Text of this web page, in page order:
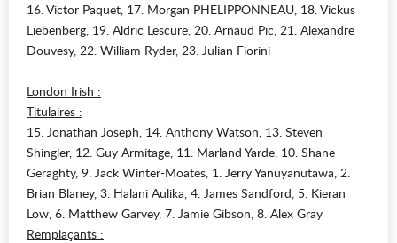
16. Victor Paquet, 17. Morgan PHELIPPONNEAU, 18. Vickus
Liebenberg, 19. Aldric Lescure, 20. Arnaud Pic, 21. Alexandre
Douvesy, 22. William Ryder, 23. Julian Fiorini
London Irish :
Titulaires :
15. Jonathan Joseph, 14. Anthony Watson, 13. Steven
Shingler, 12. Guy Armitage, 11. Marland Yarde, 10. Shane
Geraghty, 9. Jack Winter-Moates, 1. Jerry Yanuyanutawa, 2.
Brian Blaney, 3. Halani Aulika, 4. James Sandford, 5. Kieran
Low, 6. Matthew Garvey, 7. Jamie Gibson, 8. Alex Gray
Remplaçants :